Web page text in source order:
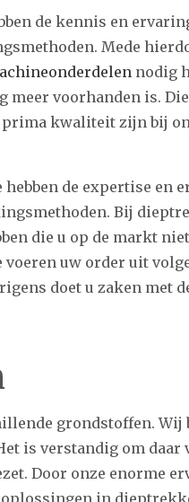
de kennis en
Mede
nodig
meer voorhanden is.
kwaliteit zijn bij
de expertise en
Bij
die u op de markt
voeren uw order uit
doet u zaken met
grondstoffen. Wij
is verstandig om daar
Door onze enorme